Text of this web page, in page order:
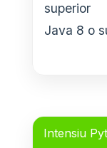
superior
Java 8 o
Intensiu